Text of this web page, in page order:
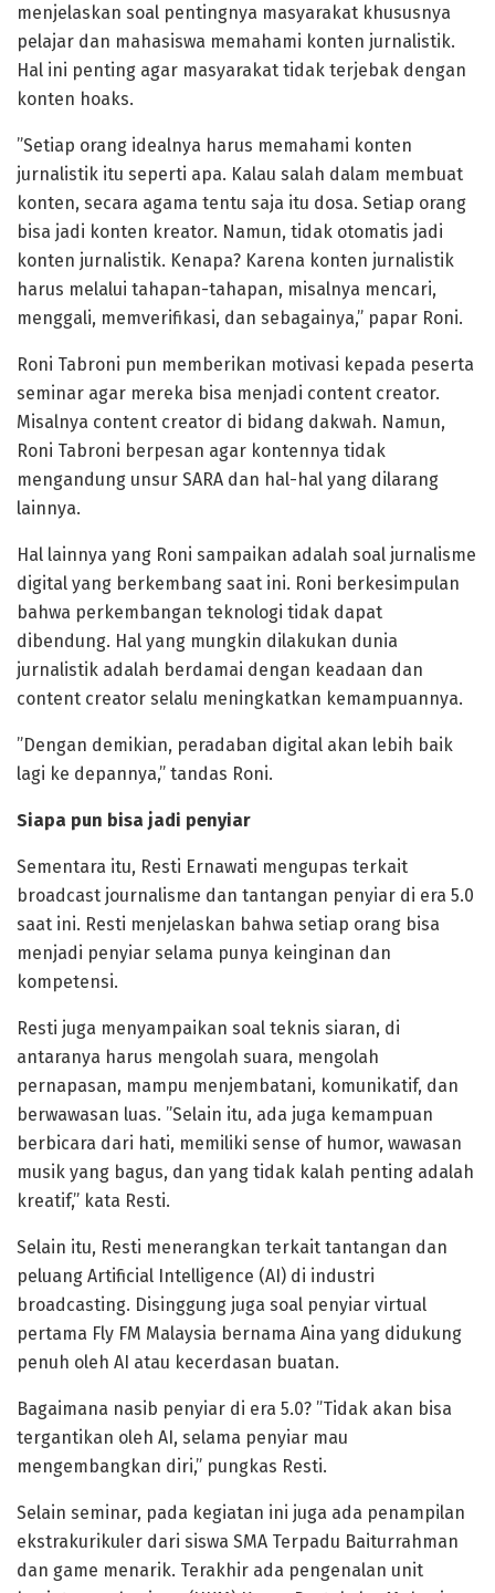
menjelaskan soal pentingnya masyarakat khususnya
pelajar dan mahasiswa memahami konten jurnalistik.
Hal ini penting agar masyarakat tidak terjebak dengan
konten hoaks.
”Setiap orang idealnya harus memahami konten
jurnalistik itu seperti apa. Kalau salah dalam membuat
konten, secara agama tentu saja itu dosa. Setiap orang
bisa jadi konten kreator. Namun, tidak otomatis jadi
konten jurnalistik. Kenapa? Karena konten jurnalistik
harus melalui tahapan-tahapan, misalnya mencari,
menggali, memverifikasi, dan sebagainya,” papar Roni.
Roni Tabroni pun memberikan motivasi kepada peserta
seminar agar mereka bisa menjadi content creator.
Misalnya content creator di bidang dakwah. Namun,
Roni Tabroni berpesan agar kontennya tidak
mengandung unsur SARA dan hal-hal yang dilarang
lainnya.
Hal lainnya yang Roni sampaikan adalah soal jurnalisme
digital yang berkembang saat ini. Roni berkesimpulan
bahwa perkembangan teknologi tidak dapat
dibendung. Hal yang mungkin dilakukan dunia
jurnalistik adalah berdamai dengan keadaan dan
content creator selalu meningkatkan kemampuannya.
”Dengan demikian, peradaban digital akan lebih baik
lagi ke depannya,” tandas Roni.
Siapa pun bisa jadi penyiar
Sementara itu, Resti Ernawati mengupas terkait
broadcast journalisme dan tantangan penyiar di era 5.0
saat ini. Resti menjelaskan bahwa setiap orang bisa
menjadi penyiar selama punya keinginan dan
kompetensi.
Resti juga menyampaikan soal teknis siaran, di
antaranya harus mengolah suara, mengolah
pernapasan, mampu menjembatani, komunikatif, dan
berwawasan luas. ”Selain itu, ada juga kemampuan
berbicara dari hati, memiliki sense of humor, wawasan
musik yang bagus, dan yang tidak kalah penting adalah
kreatif,” kata Resti.
Selain itu, Resti menerangkan terkait tantangan dan
peluang Artificial Intelligence (AI) di industri
broadcasting. Disinggung juga soal penyiar virtual
pertama Fly FM Malaysia bernama Aina yang didukung
penuh oleh AI atau kecerdasan buatan.
Bagaimana nasib penyiar di era 5.0? ”Tidak akan bisa
tergantikan oleh AI, selama penyiar mau
mengembangkan diri,” pungkas Resti.
Selain seminar, pada kegiatan ini juga ada penampilan
ekstrakurikuler dari siswa SMA Terpadu Baiturrahman
dan game menarik. Terakhir ada pengenalan unit